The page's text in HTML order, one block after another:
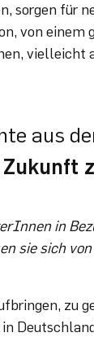
sorgen für
von einem
vielleicht
aus
Zukunft
in
sie sich
zu